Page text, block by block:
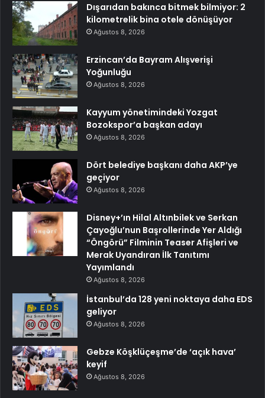
Dışarıdan bakınca bitmek bilmiyor: 2
kilometrelik bina otele dönüşüyor
Ağustos 8, 2026
Erzincan’da Bayram Alışverişi
Yoğunluğu
Ağustos 8, 2026
Kayyum yönetimindeki Yozgat
Bozokspor’a başkan adayı
Ağustos 8, 2026
Dört belediye başkanı daha AKP’ye
geçiyor
Ağustos 8, 2026
Disney+’ın Hilal Altınbilek ve Serkan
Çayoğlu’nun Başrollerinde Yer Aldığı
“Öngörü” Filminin Teaser Afişleri ve
Merak Uyandıran İlk Tanıtımı
Yayımlandı
Ağustos 8, 2026
İstanbul’da 128 yeni noktaya daha EDS
geliyor
Ağustos 8, 2026
Gebze Köşklüçeşme’de ‘açık hava’
keyif
Ağustos 8, 2026